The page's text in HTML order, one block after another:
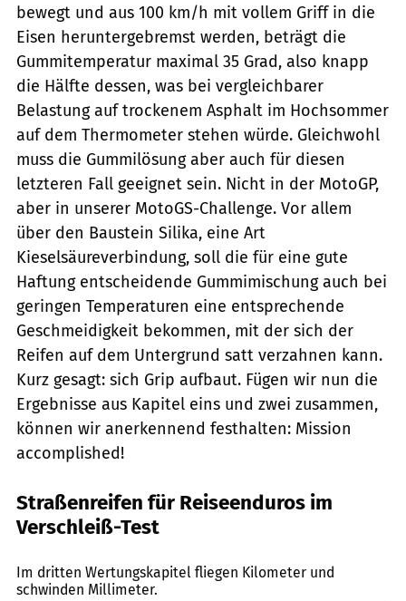
bewegt und aus 100 km/h mit vollem Griff in die
Eisen heruntergebremst werden, beträgt die
Gummitemperatur maximal 35 Grad, also knapp
die Hälfte dessen, was bei vergleichbarer
Belastung auf trockenem Asphalt im Hochsommer
auf dem Thermometer stehen würde. Gleichwohl
muss die Gummilösung aber auch für diesen
letzteren Fall geeignet sein. Nicht in der MotoGP,
aber in unserer MotoGS-Challenge. Vor allem
über den Baustein Silika, eine Art
Kieselsäureverbindung, soll die für eine gute
Haftung entscheidende Gummimischung auch bei
geringen Temperaturen eine entsprechende
Geschmeidigkeit bekommen, mit der sich der
Reifen auf dem Untergrund satt verzahnen kann.
Kurz gesagt: sich Grip aufbaut. Fügen wir nun die
Ergebnisse aus Kapitel eins und zwei zusammen,
können wir anerkennend festhalten: Mission
accomplished!
Straßenreifen für Reiseenduros im
Verschleiß-Test
Im dritten Wertungskapitel fliegen Kilometer und
schwinden Millimeter.